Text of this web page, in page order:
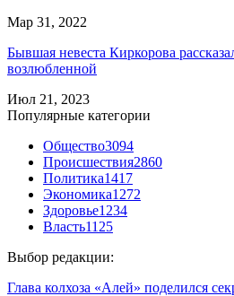
Мар 31, 2022
Бывшая невеста Киркорова
возлюбленной
Июл 21, 2023
Популярные категории
Общество3094
Происшествия2860
Политика1417
Экономика1272
Здоровье1234
Власть1125
Выбор редакции:
Глава колхоза «Алей» поделился